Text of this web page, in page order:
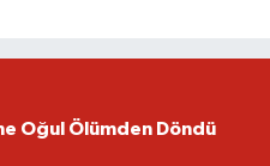
Oğul Ölümden Döndü